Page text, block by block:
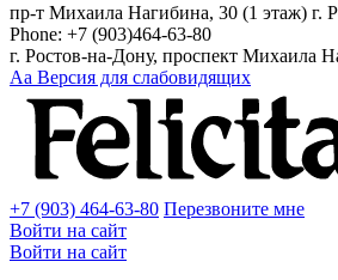
пр-т Михаила Нагибина, 30 (1 этаж) г.
Phone: +7 (903)464-63-80
г. Ростов-на-Дону, проспект Михаила
Аа Версия для слабовидящих
+7 (903) 464-63-80 Перезвоните мне
Войти на сайт
Войти на сайт